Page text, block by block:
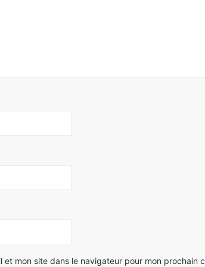
et mon site dans le navigateur pour mon prochain